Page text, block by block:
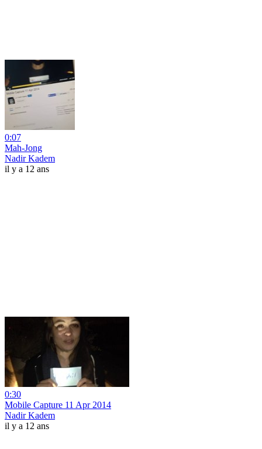
0:07
Mah-Jong
Nadir Kadem
il y a 12 ans
0:30
Mobile Capture 11 Apr 2014
Nadir Kadem
il y a 12 ans